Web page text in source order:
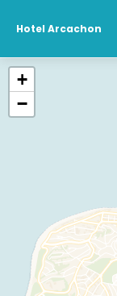
Hotel Arcachon
+
−